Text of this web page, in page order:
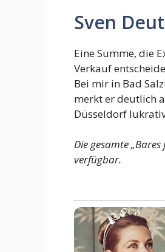
Sven
Eine Summe, die
Verkauf
Bei mir in Bad
merkt er deutlich
Düsseldorf
Die gesamte
verfügbar.